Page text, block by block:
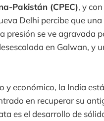
Pakistán (CPEC), y
Delhi percibe que
presión se ve agravada
en Galwan, y
y económico, la India
en recuperar su
es el desarrollo de